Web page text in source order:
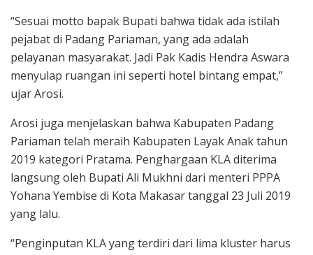
“Sesuai motto bapak Bupati bahwa tidak ada istilah
pejabat di Padang Pariaman, yang ada adalah
pelayanan masyarakat. Jadi Pak Kadis Hendra Aswara
menyulap ruangan ini seperti hotel bintang empat,”
ujar Arosi.
Arosi juga menjelaskan bahwa Kabupaten Padang
Pariaman telah meraih Kabupaten Layak Anak tahun
2019 kategori Pratama. Penghargaan KLA diterima
langsung oleh Bupati Ali Mukhni dari menteri PPPA
Yohana Yembise di Kota Makasar tanggal 23 Juli 2019
yang lalu.
“Penginputan KLA yang terdiri dari lima kluster harus